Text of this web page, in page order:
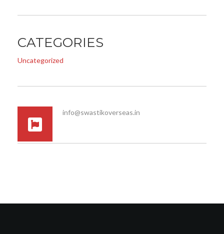
CATEGORIES
Uncategorized
info@swastikoverseas.in